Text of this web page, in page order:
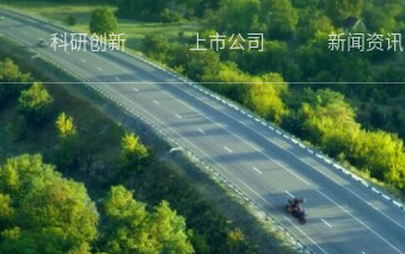
科研创新 上市公司 新闻资讯